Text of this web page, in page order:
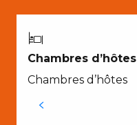
Chambres d’hôtes
Chambres d’hôtes